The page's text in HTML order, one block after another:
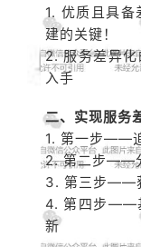
1. 优质且具
建的关键！
2. 服务差异
入手
二、实现服务
1. 第一步——
2. 第二步——
3. 第三步——
4. 第四步——
新